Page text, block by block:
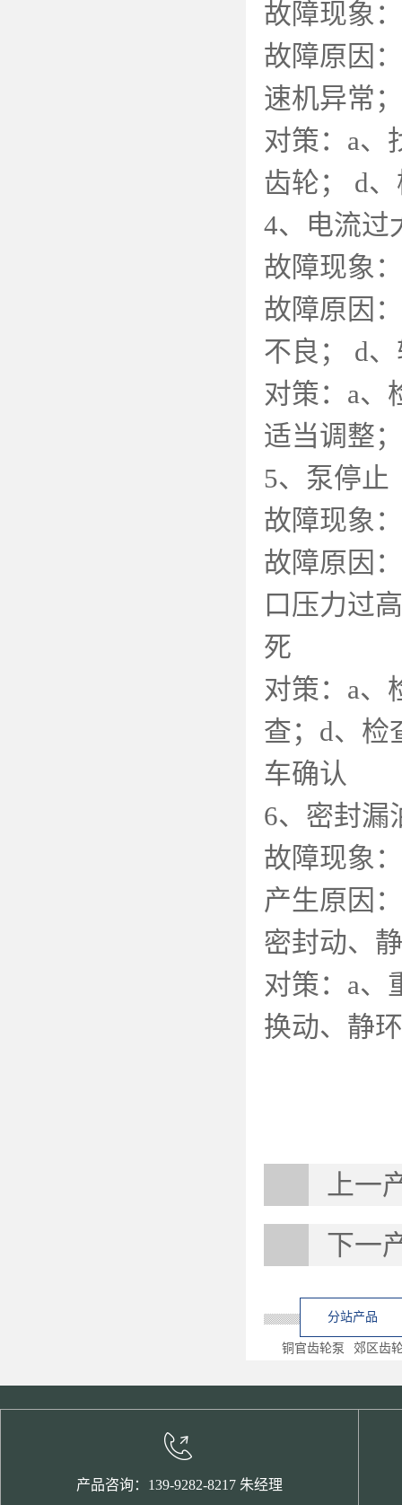
故障现象
故障原因：
速机异常；
对策： a、
齿轮；
d
4、电流过
故障现象
故障原因：
不良；
d
对策： a、
适当调整；
5、泵停止
故障现象
故障原因：
口压力过
死
对策： a、
查； d、检
车确认
6、密封漏
故障现象
产生原因：
密封动、
对策： a、
换动、静
上一
下一
分站产品
铜官齿轮泵 郊区齿
产品咨询：139-9282-8217 朱经理